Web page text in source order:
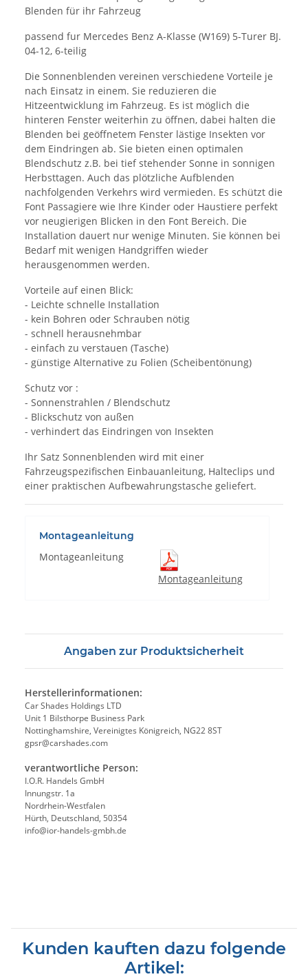
Blenden für ihr Fahrzeug
passend fur Mercedes Benz A-Klasse (W169) 5-Turer BJ.
04-12, 6-teilig
Die Sonnenblenden vereinen verschiedene Vorteile je
nach Einsatz in einem. Sie reduzieren die
Hitzeentwicklung im Fahrzeug. Es ist möglich die
hinteren Fenster weiterhin zu öffnen, dabei halten die
Blenden bei geöffnetem Fenster lästige Insekten vor
dem Eindringen ab. Sie bieten einen optimalen
Blendschutz z.B. bei tief stehender Sonne in sonnigen
Herbsttagen. Auch das plötzliche Aufblenden
nachfolgenden Verkehrs wird vermieden. Es schützt die
Font Passagiere wie Ihre Kinder oder Haustiere perfekt
vor neugierigen Blicken in den Font Bereich. Die
Installation dauert nur wenige Minuten. Sie können bei
Bedarf mit wenigen Handgriffen wieder
herausgenommen werden.
Vorteile auf einen Blick:
- Leichte schnelle Installation
- kein Bohren oder Schrauben nötig
- schnell herausnehmbar
- einfach zu verstauen (Tasche)
- günstige Alternative zu Folien (Scheibentönung)
Schutz vor :
- Sonnenstrahlen / Blendschutz
- Blickschutz von außen
- verhindert das Eindringen von Insekten
Ihr Satz Sonnenblenden wird mit einer
Fahrzeugspezifischen Einbauanleitung, Halteclips und
einer praktischen Aufbewahrungstasche geliefert.
Montageanleitung
Montageanleitung
Montageanleitung
Angaben zur Produktsicherheit
Herstellerinformationen:
Car Shades Holdings LTD
Unit 1 Bilsthorpe Business Park
Nottinghamshire, Vereinigtes Königreich, NG22 8ST
gpsr@carshades.com
verantwortliche Person:
I.O.R. Handels GmbH
Innungstr. 1a
Nordrhein-Westfalen
Hürth, Deutschland, 50354
info@ior-handels-gmbh.de
Kunden kauften dazu folgende
Artikel: